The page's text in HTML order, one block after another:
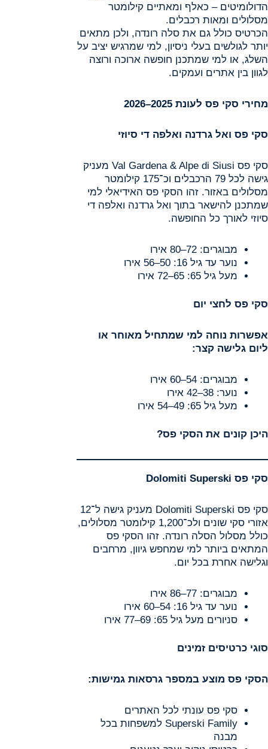
הדולומיטים – כאלף ומאתיים קילומטר
מסלולים ומאות רכבלים.
הכרטיס כולל גם את סלה רונדה, ולכן מתאים
יותר לגולשים בעלי ניסיון, למי שמרגיש יציב על
השלג, או למי שמתכנן חופשה ארוכה ורוצה
לגוון בין אתרים ועמקים.
מחירי סקי פס לעונת 2025–2026
סקי פס ואל גרדנה ואלפה די סיוזי
סקי פס Val Gardena & Alpe di Siusi מעניק
גישה לכל 79 הרכבלים וכ־175 קילומטר
מסלולים באזור. זהו הסקי פס האידיאלי למי
שמתכנן להישאר בתוך ואל גרדנה ואלפה די
סיוזי לאורך כל החופשה.
מבוגרים: 72–80 אירו
נוער עד גיל 16: 50–56 אירו
מעל גיל 65: 65–72 אירו
סקי פס לחצי יום
אפשרות נוחה למי שמתחיל מאוחר או
ליום גלישה קצר:
מבוגרים: 54–60 אירו
נוער: 38–42 אירו
מעל גיל 65: 49–54 אירו
היכן קונים את הסקי פס?
סקי פס
סקי פס Dolomiti Superski מעניק גישה ל־12
אזורי סקי שונים ולכ־1,200 קילומטר מסלולים,
כולל מסלול הסלה רונדה. זהו הסקי פס
המתאים ביותר למי שמחפש גיוון, מרחבים
וגלישה אחרת בכל יום.
מבוגרים: 77–86 אירו
נוער עד גיל 16: 54–60 אירו
סניורים מעל גיל 65: 69–77 אירו
סוגי כרטיסים זמינים
הסקי פס מוצע במספר גרסאות גמישות:
סקי פס עונתי לכל האתרים
Superski Family למשפחות בכל
מבנה